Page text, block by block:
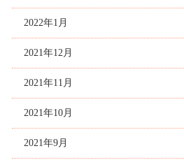
2022年1月
2021年12月
2021年11月
2021年10月
2021年9月